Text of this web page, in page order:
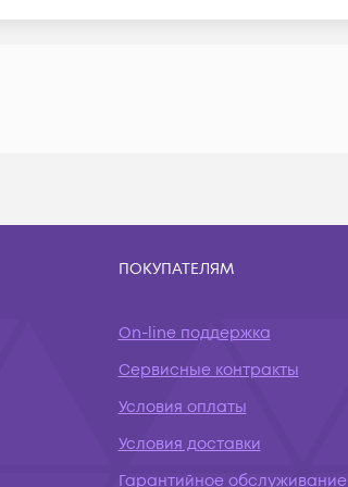
ПОКУПАТЕЛЯМ
On-line поддержка
Сервисные контракты
Условия оплаты
Условия доставки
Гарантийное обслуживание